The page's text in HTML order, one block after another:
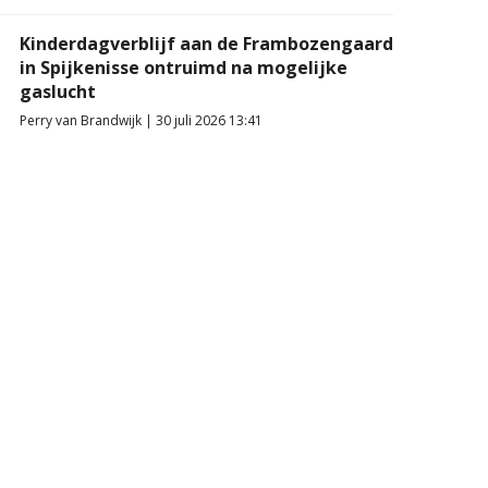
Kinderdagverblijf aan de Frambozengaard
in Spijkenisse ontruimd na mogelijke
gaslucht
Perry van Brandwijk | 30 juli 2026 13:41